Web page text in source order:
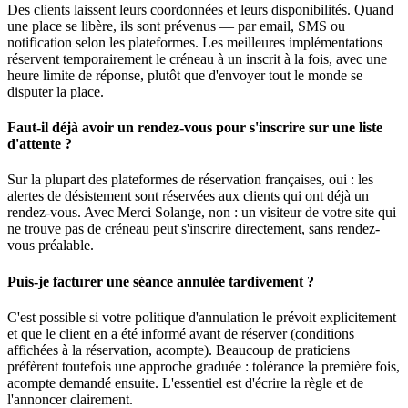
Des clients laissent leurs coordonnées et leurs disponibilités. Quand
une place se libère, ils sont prévenus — par email, SMS ou
notification selon les plateformes. Les meilleures implémentations
réservent temporairement le créneau à un inscrit à la fois, avec une
heure limite de réponse, plutôt que d'envoyer tout le monde se
disputer la place.
Faut-il déjà avoir un rendez-vous pour s'inscrire sur une liste
d'attente ?
Sur la plupart des plateformes de réservation françaises, oui : les
alertes de désistement sont réservées aux clients qui ont déjà un
rendez-vous. Avec Merci Solange, non : un visiteur de votre site qui
ne trouve pas de créneau peut s'inscrire directement, sans rendez-
vous préalable.
Puis-je facturer une séance annulée tardivement ?
C'est possible si votre politique d'annulation le prévoit explicitement
et que le client en a été informé avant de réserver (conditions
affichées à la réservation, acompte). Beaucoup de praticiens
préfèrent toutefois une approche graduée : tolérance la première fois,
acompte demandé ensuite. L'essentiel est d'écrire la règle et de
l'annoncer clairement.